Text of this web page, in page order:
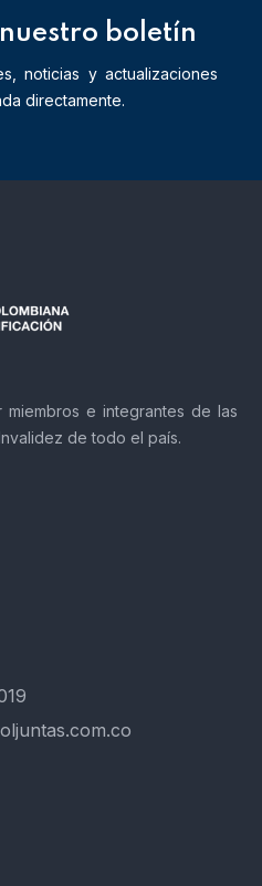
boletín
noticias y actualizaciones
directamente.
e integrantes de las
de todo el país.